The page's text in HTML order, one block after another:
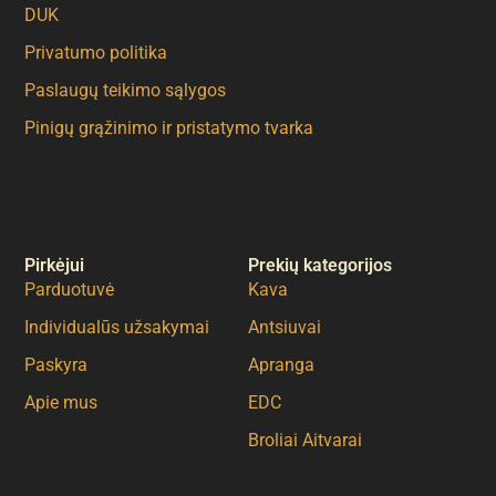
Pirkėjui
Parduotuvė
Individualūs užsakymai
Paskyra
Apie mus
Prekių kategorijos
Kava
Antsiuvai
Apranga
EDC
Broliai Aitvarai
DUK
Privatumo politika
Paslaugų teikimo sąlygos
Pinigų grąžinimo ir pristatymo tvarka